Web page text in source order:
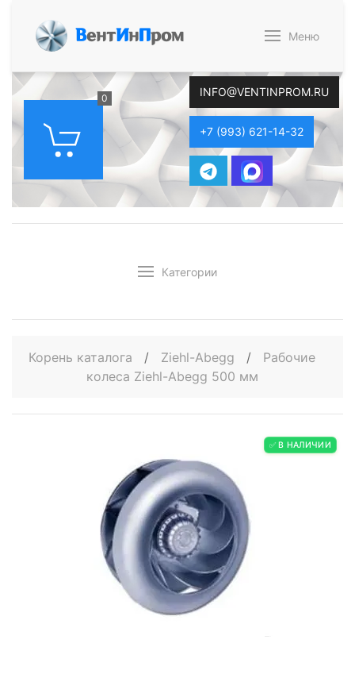
ВентИнПром Меню
0 INFO@VENTINPROM.RU
+7 (993) 621-14-32
Категории
Корень каталога / Ziehl-Abegg /
Рабочие
колеса Ziehl-Abegg 500 мм
✅ В НАЛИЧИИ